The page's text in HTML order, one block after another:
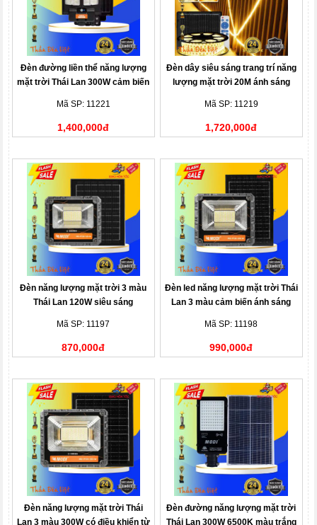
Đèn đường liền thể năng lượng
mặt trời Thái Lan 300W cảm biến
Mã SP: 11221
1,400,000đ
Đèn dây siêu sáng trang trí năng
lượng mặt trời 20M ánh sáng
Mã SP: 11219
1,720,000đ
Đèn năng lượng mặt trời 3 màu
Thái Lan 120W siêu sáng
Mã SP: 11197
870,000đ
Đèn led năng lượng mặt trời Thái
Lan 3 màu cảm biến ánh sáng
Mã SP: 11198
990,000đ
Đèn năng lượng mặt trời Thái
Lan 3 màu 300W có điều khiển từ
Đèn đường năng lượng mặt trời
Thái Lan 300W 6500K màu trắng